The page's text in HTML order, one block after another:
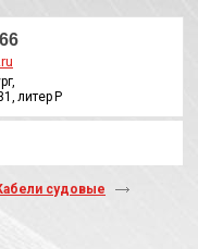
литер Р
судовые